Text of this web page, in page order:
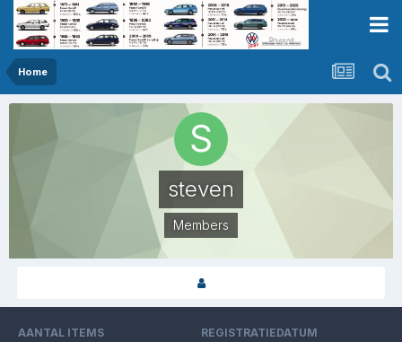
Home
steven
Members
AANTAL ITEMS REGISTRATIEDATUM